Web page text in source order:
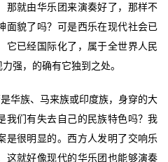
那就由华乐团来演奏好了，那样不
面貌了吗？可是西乐在现代社会已
它已经国际化了，属于全世界人民
强，的确有它独到之处。
华族、马来族或印度族，身穿的大
我们有失去自己的民族特色吗？我
是很明显的。西方人发明了交响乐
这就好像现代的华乐团也能够演奏